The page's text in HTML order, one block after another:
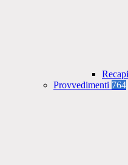
Provvedimenti 764